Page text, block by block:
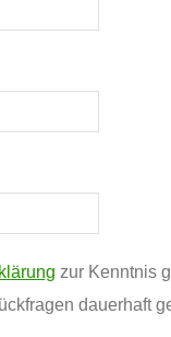
zur Kenntnis
dauerhaft